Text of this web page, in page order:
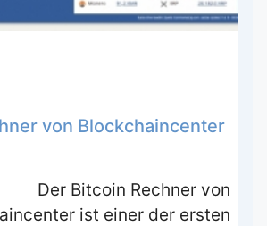
von Blockchaincenter
Der Bitcoin Rechner von
ist einer der ersten